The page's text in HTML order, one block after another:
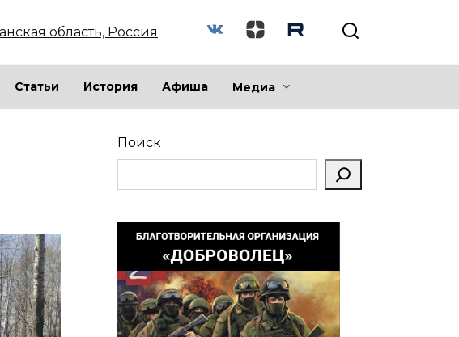
область, Россия
Статьи История Афиша Медиа
Поиск